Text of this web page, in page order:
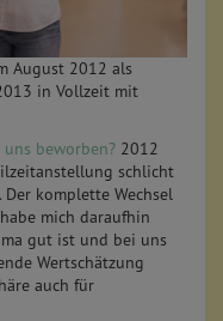
August 2012 als
in Vollzeit mit
beworben? 2012
schlicht
komplette Wechsel
mich daraufhin
gut ist und bei uns
Wertschätzung
auch für